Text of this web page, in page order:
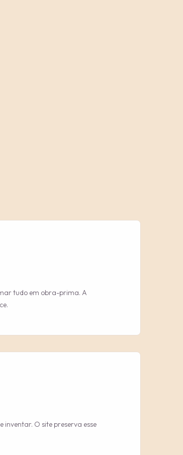
tudo em obra-prima. A
inventar. O site preserva esse